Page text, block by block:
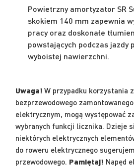
Powietrzny amortyzator SR
skokiem 140 mm zapewnia
pracy oraz doskonałe
powstających podczas jazdy
wyboistej nawierzchni.
Uwaga! W przypadku korzystania
bezprzewodowego
elektrycznym, mogą występować
wybranych funkcji licznika. Dzieje
niektórych elektrycznych
do roweru elektrycznego
przewodowego. Pamiętaj! Napęd